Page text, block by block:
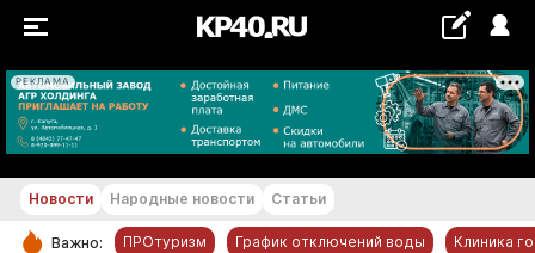
РЕКЛАМА
+18...+19 °С
Новости Народные новости Статьи
Важно: ПРОтуризм График отключений воды Клиника